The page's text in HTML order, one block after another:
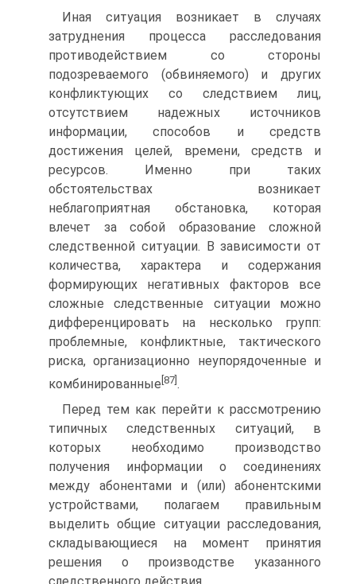
Иная ситуация возникает в случаях
затруднения процесса расследования
противодействием со стороны
подозреваемого (обвиняемого) и других
конфликтующих со следствием лиц,
отсутствием надежных источников
информации, способов и средств
достижения целей, времени, средств и
ресурсов. Именно при таких
обстоятельствах возникает
неблагоприятная обстановка, которая
влечет за собой образование сложной
следственной ситуации. В зависимости от
количества, характера и содержания
формирующих негативных факторов все
сложные следственные ситуации можно
дифференцировать на несколько групп:
проблемные, конфликтные, тактического
риска, организационно неупорядоченные и
комбинированные [87].
Перед тем как перейти к рассмотрению
типичных следственных ситуаций, в
которых необходимо производство
получения информации о соединениях
между абонентами и (или) абонентскими
устройствами, полагаем правильным
выделить общие ситуации расследования,
складывающиеся на момент принятия
решения о производстве указанного